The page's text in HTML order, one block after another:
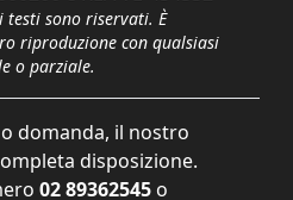
sono riservati. È
riproduzione con qualsiasi
o parziale.
domanda, il nostro
disposizione.
02 89362545 o